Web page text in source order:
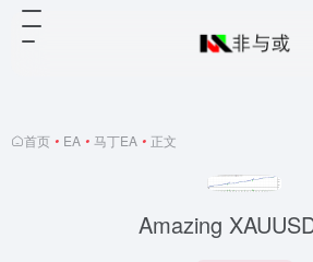
首页 • EA • 马丁EA • 正文
Amazing